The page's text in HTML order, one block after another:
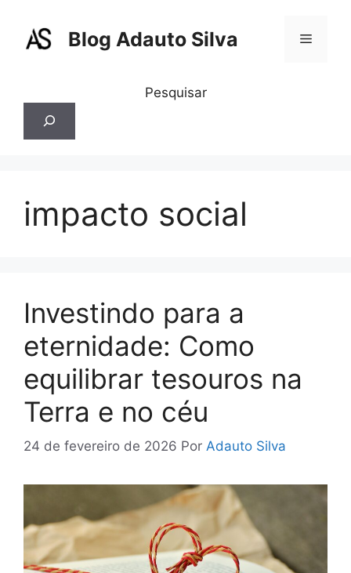
Blog Adauto Silva Menu
Pesquisar
impacto social
Investindo para a
eternidade: Como
equilibrar tesouros na
Terra e no céu
24 de fevereiro de 2026 Por Adauto Silva